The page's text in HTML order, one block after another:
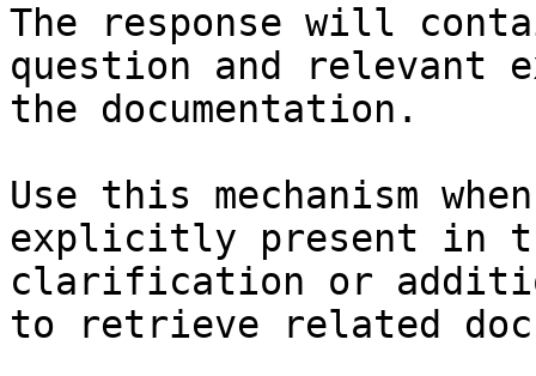
The response will
question and relevant
the documentation.
Use this mechanism
explicitly present in
clarification or